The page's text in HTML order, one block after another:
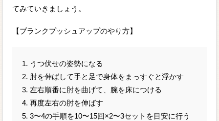
てみていきましょう。
【プランクプッシュアップのやり方】
1. うつ伏せの姿勢になる
2. 肘を伸ばして手と足で身体をまっすぐと浮かす
3. 左右順番に肘を曲げて、腕を床につける
4. 再度左右の肘を伸ばす
5. 3〜4の手順を10〜15回×2〜3セットを目安に行う